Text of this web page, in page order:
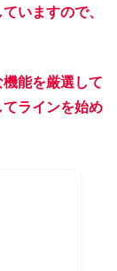
いますので、
能を厳選して
ラインを始め